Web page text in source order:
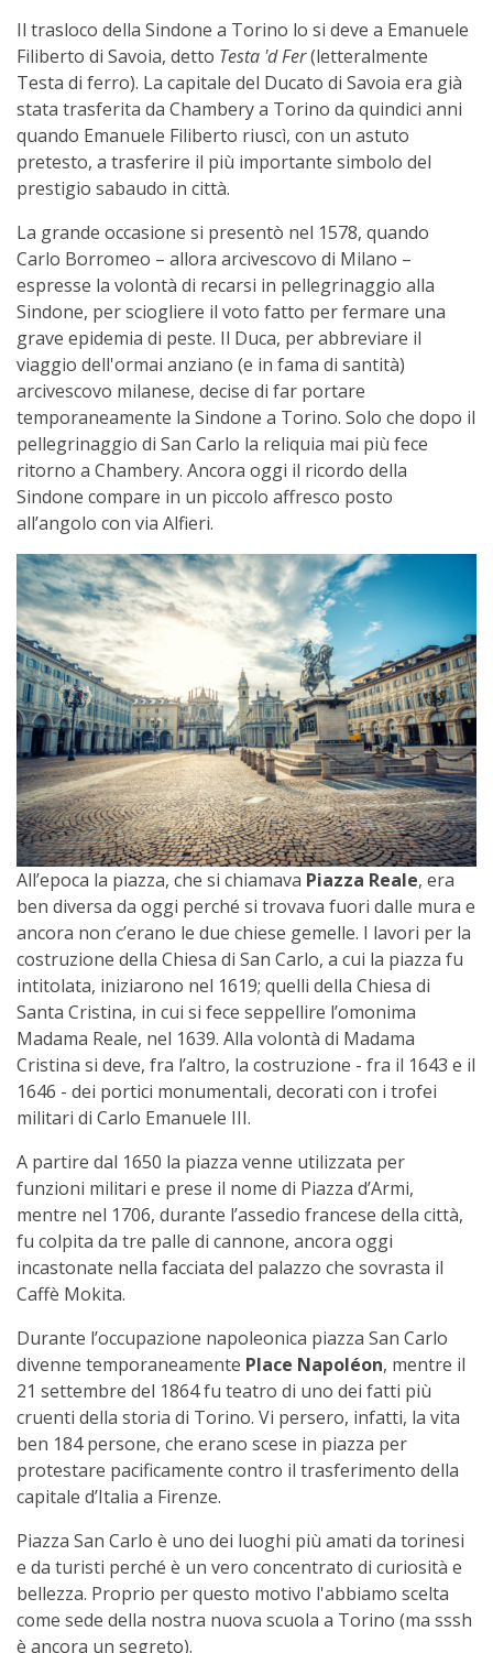
Il trasloco della Sindone a Torino lo si deve a Emanuele
Filiberto di Savoia, detto Testa 'd Fer(letteralmente
Testa di ferro). La capitale del Ducato di Savoia era già
stata trasferita da Chambery a Torino da quindici anni
quando Emanuele Filiberto riuscì, con un astuto
pretesto, a trasferire il più importante simbolo del
prestigio sabaudo in città.
La grande occasione si presentò nel 1578, quando
Carlo Borromeo – allora arcivescovo di Milano –
espresse la volontà di recarsi in pellegrinaggio alla
Sindone, per sciogliere il voto fatto per fermare una
grave epidemia di peste. Il Duca, per abbreviare il
viaggio dell'ormai anziano (e in fama di santità)
arcivescovo milanese, decise di far portare
temporaneamente la Sindone a Torino. Solo che dopo il
pellegrinaggio di San Carlo la reliquia mai più fece
ritorno a Chambery. Ancora oggi il ricordo della
Sindone compare in un piccolo affresco posto
all’angolo con via Alfieri.
All’epoca la piazza, che si chiamava Piazza Reale, era
ben diversa da oggi perché si trovava fuori dalle mura e
ancora non c’erano le due chiese gemelle. I lavori per la
costruzione della Chiesa di San Carlo, a cui la piazza fu
intitolata, iniziarono nel 1619; quelli della Chiesa di
Santa Cristina, in cui si fece seppellire l’omonima
Madama Reale, nel 1639. Alla volontà di Madama
Cristina si deve, fra l’altro, la costruzione - fra il 1643 e il
1646 - dei portici monumentali, decorati con i trofei
militari di Carlo Emanuele III.
A partire dal 1650 la piazza venne utilizzata per
funzioni militari e prese il nome di Piazza d’Armi,
mentre nel 1706, durante l’assedio francese della città,
fu colpita da tre palle di cannone, ancora oggi
incastonate nella facciata del palazzo che sovrasta il
Caffè Mokita.
Durante l’occupazione napoleonica piazza San Carlo
divenne temporaneamente Place Napoléon, mentre il
21 settembre del 1864 fu teatro di uno dei fatti più
cruenti della storia di Torino. Vi persero, infatti, la vita
ben 184 persone, che erano scese in piazza per
protestare pacificamente contro il trasferimento della
capitale d’Italia a Firenze.
Piazza San Carlo è uno dei luoghi più amati da torinesi
e da turisti perché è un vero concentrato di curiosità e
bellezza. Proprio per questo motivo l'abbiamo scelta
come sede della nostra nuova scuola a Torino (ma sssh
è ancora un segreto).